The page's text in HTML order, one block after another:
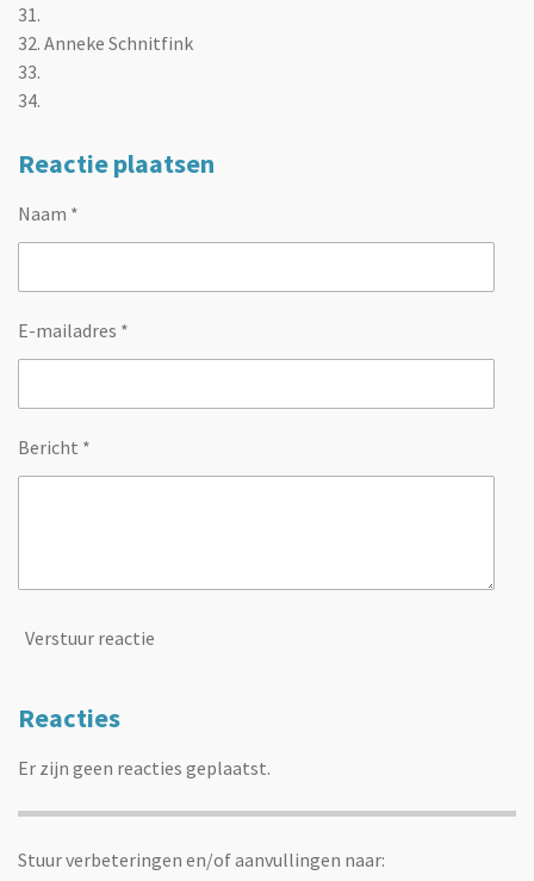
31.
32. Anneke Schnitfink
33.
34.
Reactie plaatsen
Naam *
E-mailadres *
Bericht *
Verstuur reactie
Reacties
Er zijn geen reacties geplaatst.
Stuur verbeteringen en/of aanvullingen naar: